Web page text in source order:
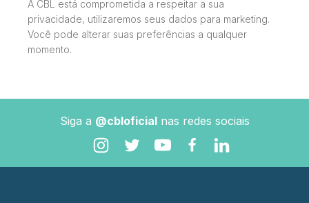
A CBL está comprometida a respeitar a sua
privacidade, utilizaremos seus dados para marketing.
Você pode alterar suas preferências a qualquer
momento.
Siga a @cbloficialnas redes sociais